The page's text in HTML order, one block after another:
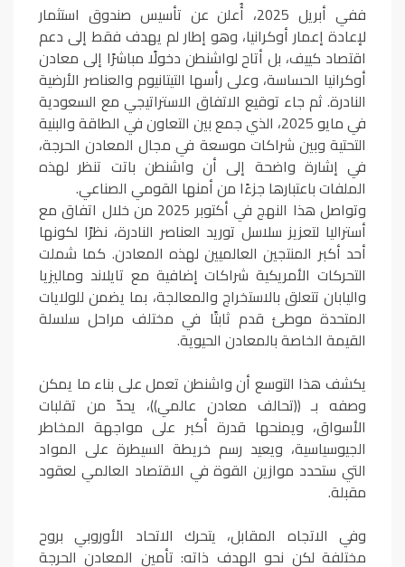
ففي أبريل 2025، أُعلن عن تأسيس صندوق استثمار
لإعادة إعمار أوكرانيا، وهو إطار لم يهدف فقط إلى دعم
اقتصاد كييف، بل أتاح لواشنطن دخولًا مباشرًا إلى معادن
أوكرانيا الحساسة، وعلى رأسها التيتانيوم والعناصر الأرضية
النادرة. ثم جاء توقيع الاتفاق الاستراتيجي مع السعودية
في مايو 2025، الذي جمع بين التعاون في الطاقة والبنية
التحتية وبين شراكات موسعة في مجال المعادن الحرجة،
في إشارة واضحة إلى أن واشنطن باتت تنظر لهذه
الملفات باعتبارها جزءًا من أمنها القومي الصناعي.
وتواصل هذا النهج في أكتوبر 2025 من خلال اتفاق مع
أستراليا لتعزيز سلاسل توريد العناصر النادرة، نظرًا لكونها
أحد أكبر المنتجين العالميين لهذه المعادن. كما شملت
التحركات الأمريكية شراكات إضافية مع تايلاند وماليزيا
واليابان تتعلق بالاستخراج والمعالجة، بما يضمن للولايات
المتحدة موطئ قدم ثابتًا في مختلف مراحل سلسلة
القيمة الخاصة بالمعادن الحيوية.
يكشف هذا التوسع أن واشنطن تعمل على بناء ما يمكن
وصفه بـ ((تحالف معادن عالمي))، يحدّ من تقلبات
الأسواق، ويمنحها قدرة أكبر على مواجهة المخاطر
الجيوسياسية، ويعيد رسم خريطة السيطرة على المواد
التي ستحدد موازين القوة في الاقتصاد العالمي لعقود
مقبلة.
وفي الاتجاه المقابل، يتحرك الاتحاد الأوروبي بروح
مختلفة لكن نحو الهدف ذاته: تأمين المعادن الحرجة